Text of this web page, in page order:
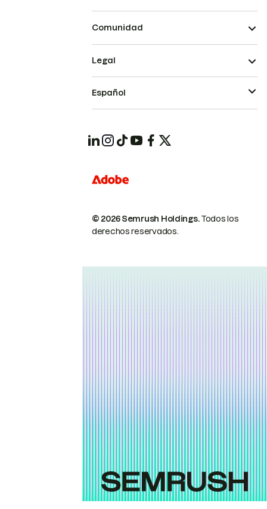
Comunidad
© 2026 Semrush Holdings.Todos los
derechos reservados.
Legal
Español